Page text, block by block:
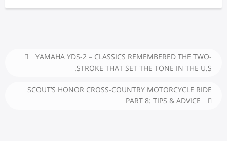
YAMAHA YDS-2 – CLASSICS REMEMBERED THE TWO-
STROKE THAT SET THE TONE IN THE U.S.
SCOUT’S HONOR CROSS-COUNTRY MOTORCYCLE RIDE
PART 8: TIPS & ADVICE